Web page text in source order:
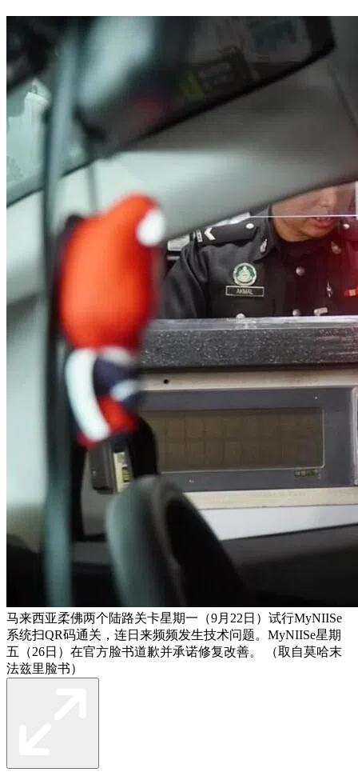
马来西亚柔佛两个陆路关卡星期一（9月22日）试行MyNIISe
系统扫QR码通关，连日来频频发生技术问题。MyNIISe星期
五（26日）在官方脸书道歉并承诺修复改善。 （取自莫哈末
法兹里脸书）